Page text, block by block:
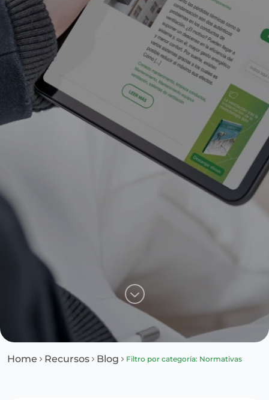
Home Recursos Blog Filtro por categoría: Normativas